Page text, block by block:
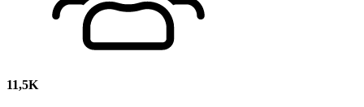
11,5K